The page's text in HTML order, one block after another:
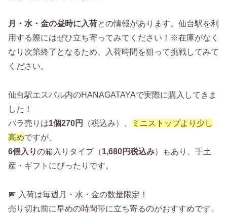
月・水・金の昼時に入荷との情報があります。仙台駅を利
用する際にはぜひ立ち寄ってみてください！※在庫がなく
なり次第終了となるため、入荷時間を狙って挑戦してみて
ください。
仙台駅エスパル内のHANAGATAYAで実際に購入してきま
した！
バラ売りは1個270円 （税込み）、
ミニストップより少し
高めですが、
6個入りの箱入りタイプ（1,680円税込み）もあり、手土
産・ギフトにぴったりです。
📅 入荷は毎週月・水・金の数量限定！
売り切れ前に早めの時間帯に立ち寄るのがおすすめです。